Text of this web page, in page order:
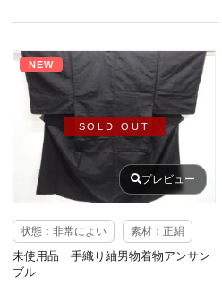
NEW
SOLD OUT
プレビュー
状態：非常によい 素材：正絹
未使用品 手織り紬男物着物アンサン
ブル